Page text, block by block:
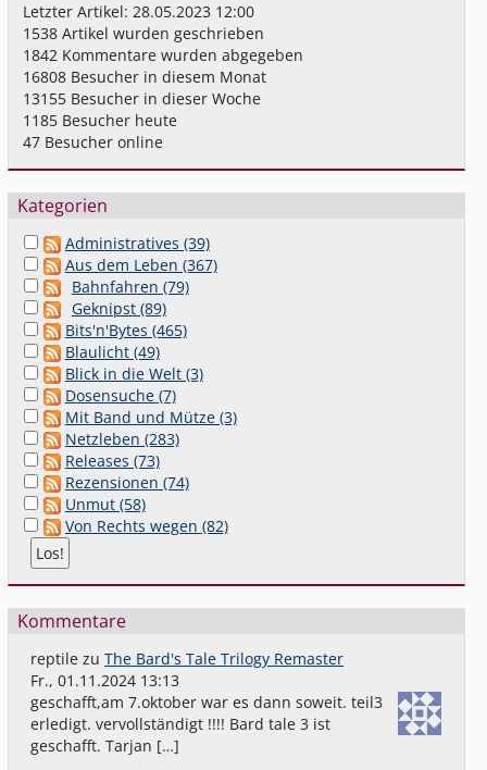
Letzter Artikel:28.05.2023 12:00
1538 Artikel wurden geschrieben
1842 Kommentare wurden abgegeben
16808 Besucher in diesem Monat
13155 Besucher in dieser Woche
1185 Besucher heute
47 Besucher online
Kategorien
Administratives (39)
Aus dem Leben (367)
Bahnfahren (79)
Geknipst (89)
Bits'n'Bytes (465)
Blaulicht (49)
Blick in die Welt (3)
Dosensuche (7)
Mit Band und Mütze (3)
Netzleben (283)
Releases (73)
Rezensionen (74)
Unmut (58)
Von Rechts wegen (82)
Kommentare
reptile zuThe Bard's Tale Trilogy Remaster
Fr., 01.11.2024 13:13
geschafft,am 7.oktober war es dann soweit. teil3
erledigt. vervollständigt !!!! Bard tale 3 ist
geschafft. Tarjan […]